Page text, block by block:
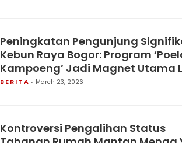
Peningkatan Pengunjung
Kebun Raya Bogor: Program
Kampoeng’ Jadi Magnet Utama
Lebaran 2026
BERITA March 23, 2026
Kontroversi Pengalihan Status